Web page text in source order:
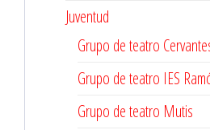
Juventud
Grupo de teatro
Grupo de teatro IES
Grupo de teatro Mutis